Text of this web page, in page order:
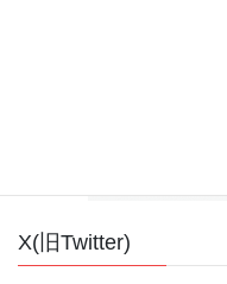
X(旧Twitter)